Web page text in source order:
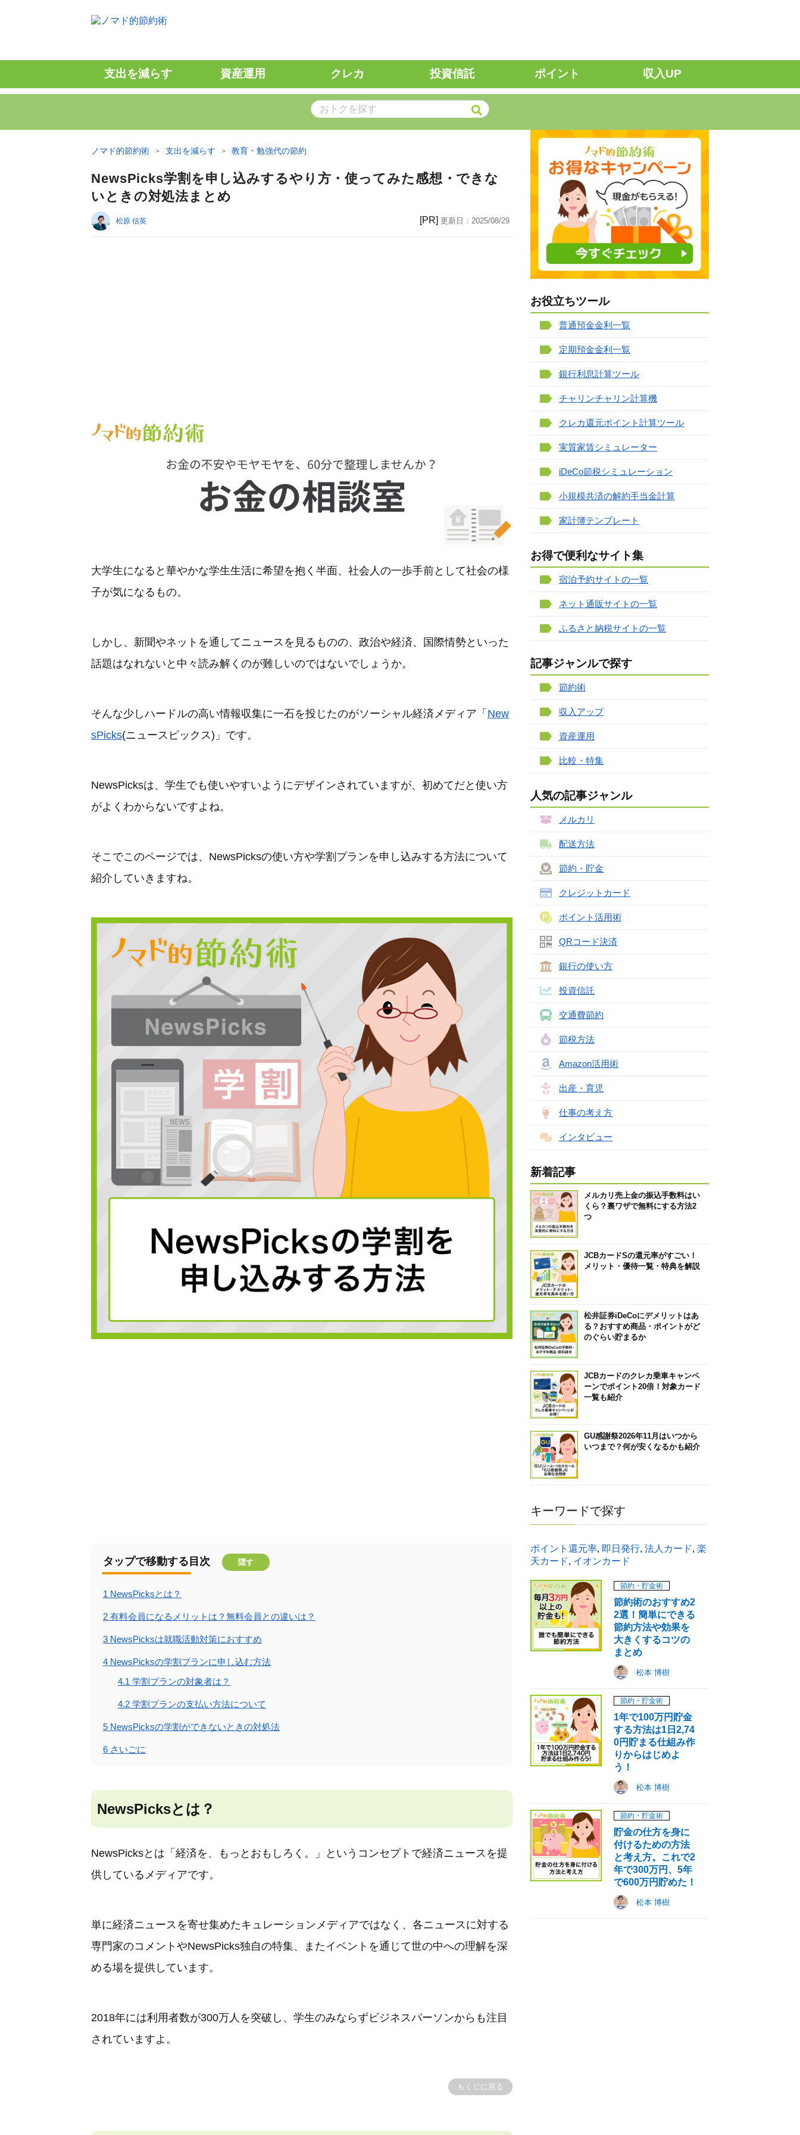
支出を減らす 資産運用 クレカ 投資信託 ポイント 収入UP
ノマド的節約術 支出を減らす 教育・勉強代の節約
NewsPicks学割を申し込みするやり方・使ってみた感想・できな
いときの対処法まとめ
松原 信英 [PR] 更新日： 2025/08/29
大学生になると華やかな学生生活に希望を抱く半面、社会人の一歩手前として社会の様
子が気になるもの。
しかし、新聞やネットを通してニュースを見るものの、政治や経済、国際情勢といった
話題はなれないと中々読み解くのが難しいのではないでしょうか。
そんな少しハードルの高い情報収集に一石を投じたのがソーシャル経済メディア「 New
sPicks(ニュースピックス)」です。
NewsPicksは、学生でも使いやすいようにデザインされていますが、初めてだと使い方
がよくわからないですよね。
そこでこのページでは、NewsPicksの使い方や学割プランを申し込みする方法について
紹介していきますね。
タップで移動する目次 隠す
1 NewsPicksとは？
2 有料会員になるメリットは？無料会員との違いは？
3 NewsPicksは就職活動対策におすすめ
4 NewsPicksの学割プランに申し込む方法
4.1 学割プランの対象者は？
4.2 学割プランの支払い方法について
5 NewsPicksの学割ができないときの対処法
6 さいごに
NewsPicksとは？
NewsPicksとは「経済を、もっとおもしろく。」というコンセプトで経済ニュースを提
供しているメディアです。
単に経済ニュースを寄せ集めたキュレーションメディアではなく、各ニュースに対する
専門家のコメントやNewsPicks独自の特集、またイベントを通じて世の中への理解を深
める場を提供しています。
2018年には利用者数が300万人を突破し、学生のみならずビジネスパーソンからも注目
されていますよ。
もくじに戻る
お役立ちツール
普通預金金利一覧
定期預金金利一覧
銀行利息計算ツール
チャリンチャリン計算機
クレカ還元ポイント計算ツール
実質家賃シミュレーター
iDeCo節税シミュレーション
小規模共済の解約手当金計算
家計簿テンプレート
お得で便利なサイト集
宿泊予約サイトの一覧
ネット通販サイトの一覧
ふるさと納税サイトの一覧
記事ジャンルで探す
節約術
収入アップ
資産運用
比較・特集
人気の記事ジャンル
メルカリ
配送方法
節約・貯金
クレジットカード
ポイント活用術
QRコード決済
銀行の使い方
投資信託
交通費節約
節税方法
Amazon活用術
出産・育児
仕事の考え方
インタビュー
新着記事
メルカリ売上金の振込手数料はい
くら？裏ワザで無料にする方法2
つ
JCBカードSの還元率がすごい！
メリット・優待一覧・特典を解説
松井証券iDeCoにデメリットはあ
る？おすすめ商品・ポイントがど
のぐらい貯まるか
JCBカードのクレカ乗車キャンペ
ーンでポイント20倍！対象カード
一覧も紹介
GU感謝祭2026年11月はいつから
いつまで？何が安くなるかも紹介
キーワードで探す
ポイント還元率, 即日発行, 法人カード, 楽
天カード, イオンカード
節約・貯金術
節約術のおすすめ2
2選！簡単にできる
節約方法や効果を
大きくするコツの
まとめ
松本 博樹
節約・貯金術
1年で100万円貯金
する方法は1日2,74
0円貯まる仕組み作
りからはじめよ
う！
松本 博樹
節約・貯金術
貯金の仕方を身に
付けるための方法
と考え方。これで2
年で300万円、5年
で600万円貯めた！
松本 博樹